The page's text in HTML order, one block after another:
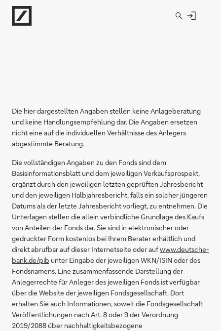
Direkt zur Hauptnavigation (Enter drücken)
Die hier dargestellten Angaben stellen keine Anlageberatung
und keine Handlungsempfehlung dar. Die Angaben ersetzen
nicht eine auf die individuellen Verhältnisse des Anlegers
abgestimmte Beratung.
Die vollständigen Angaben zu den Fonds sind dem
Basisinformationsblatt und dem jeweiligen Verkaufsprospekt,
ergänzt durch den jeweiligen letzten geprüften Jahresbericht
und den jeweiligen Halbjahresbericht, falls ein solcher jüngeren
Datums als der letzte Jahresbericht vorliegt, zu entnehmen. Die
Unterlagen stellen die allein verbindliche Grundlage des Kaufs
von Anteilen der Fonds dar. Sie sind in elektronischer oder
gedruckter Form kostenlos bei Ihrem Berater erhältlich und
direkt abrufbar auf dieser Internetseite oder aufwww.deutsche-
bank.de/pib unter Eingabe der jeweiligen WKN/ISIN oder des
Fondsnamens. Eine zusammenfassende Darstellung der
Anlegerrechte für Anleger des jeweiligen Fonds ist verfügbar
über die Website der jeweiligen Fondsgesellschaft. Dort
erhalten Sie auch Informationen, soweit die Fondsgesellschaft
Veröffentlichungen nach Art. 8 oder 9 der Verordnung
2019/2088 über nachhaltigkeitsbezogene